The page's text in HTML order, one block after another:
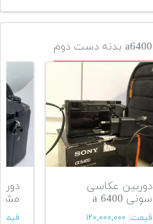
دوربین عکاسی
سونی a 6400
قیمت: ۱۲۰,۰۰۰,۰۰۰